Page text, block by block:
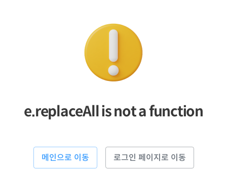
e.replaceAll is not a function
메인으로 이동 로그인 페이지로 이동